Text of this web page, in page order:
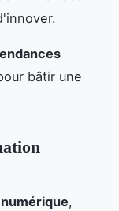
bâtir une
,